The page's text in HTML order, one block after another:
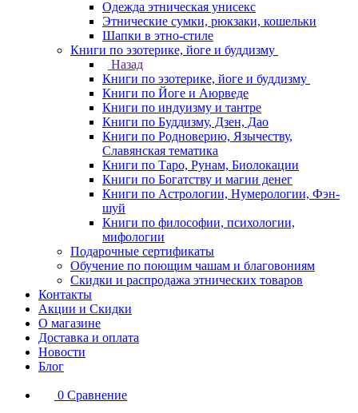
Одежда этническая унисекс
Этнические сумки, рюкзаки, кошельки
Шапки в этно-стиле
Книги по эзотерике, йоге и буддизму
Назад
Книги по эзотерике, йоге и буддизму
Книги по Йоге и Аюрведе
Книги по индуизму и тантре
Книги по Буддизму, Дзен, Дао
Книги по Родноверию, Язычеству,
Славянская тематика
Книги по Таро, Рунам, Биолокации
Книги по Богатству и магии денег
Книги по Астрологии, Нумерологии, Фэн-
шуй
Книги по философии, психологии,
мифологии
Подарочные сертификаты
Обучение по поющим чашам и благовониям
Скидки и распродажа этнических товаров
Контакты
Акции и Скидки
О магазине
Доставка и оплата
Новости
Блог
0 Сравнение